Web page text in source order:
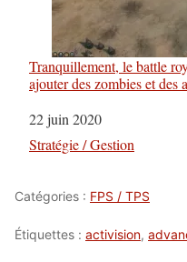
Tranquillement, le battle
ajouter des zombies et des
Date
22 juin 2020
Par rapport à
Stratégie / Gestion
Catégories : FPS / TPS
Étiquettes : activision,